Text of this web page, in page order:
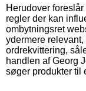
Herudover
regler der kan
ombytningsret
ydermere
ordrekvittering,
handlen af Georg
søger produkter til